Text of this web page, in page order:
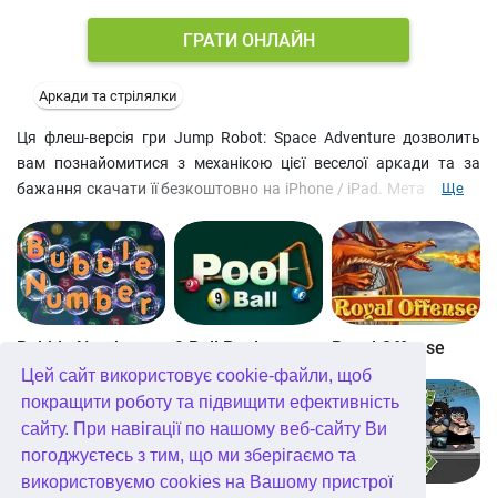
Цей сайт використовує cookie-файли, щоб
покращити роботу та підвищити ефективність
сайту. При навігації по нашому веб-сайту Ви
погоджуєтесь з тим, що ми зберігаємо та
використовуємо cookies на Вашому пристрої
ГРАТИ ОНЛАЙН
Аркади та стрілялки
Ця флеш-версія гри Jump Robot: Space Adventure дозволить
вам познайомитися з механікою цієї веселої аркади та за
бажання скачати її безкоштовно на iPhone / iPad. Мета проста
дорогоцінні камені. На отримані гроші можна купити
оновлення для робота, з якими ваш герой точно дістатися до
космосу.
Ще
Bubble Number 9 Ball Pool Royal Offense